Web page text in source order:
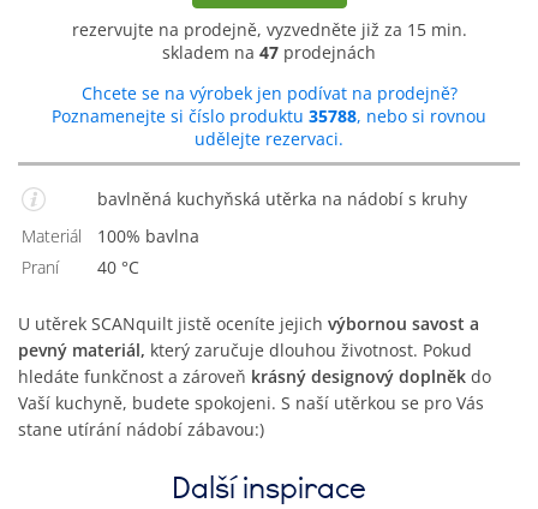
rezervujte na prodejně, vyzvedněte již za 15 min.
skladem na 47 prodejnách
Chcete se na výrobek jen podívat na prodejně?
Poznamenejte si číslo produktu 35788, nebo si rovnou
udělejte rezervaci.
bavlněná kuchyňská utěrka na nádobí s kruhy
Materiál
100% bavlna
Praní
40 °C
U utěrek SCANquilt jistě oceníte jejich výbornou savost a
pevný materiál, který zaručuje dlouhou životnost. Pokud
hledáte funkčnost a zároveň krásný designový doplněk do
Vaší kuchyně, budete spokojeni. S naší utěrkou se pro Vás
stane utírání nádobí zábavou:)
Další inspirace